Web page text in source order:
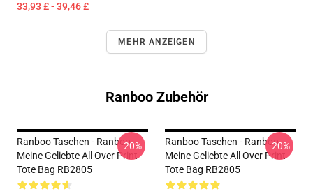
33,93 £ - 39,46 £
MEHR ANZEIGEN
Ranboo Zubehör
Ranboo Taschen - Ranboo
Meine Geliebte All Over Print
Tote Bag RB2805
-20%
Ranboo Taschen - Ranboo
Meine Geliebte All Over Print
Tote Bag RB2805
-20%